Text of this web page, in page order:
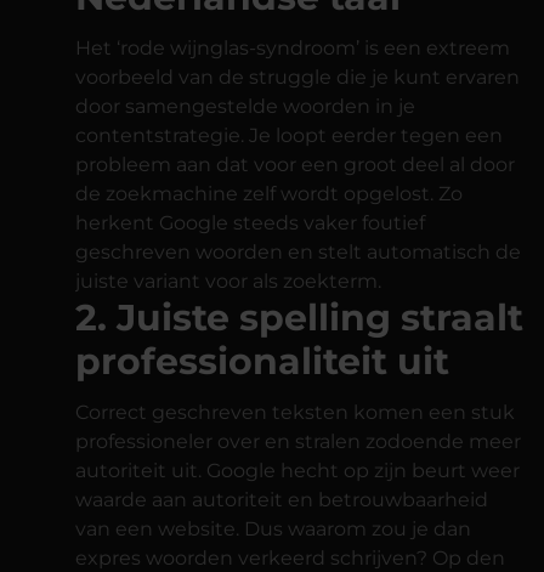
Het ‘rode wijnglas-syndroom’ is een extreem
voorbeeld van de struggle die je kunt ervaren
door samengestelde woorden in je
contentstrategie. Je loopt eerder tegen een
probleem aan dat voor een groot deel al door
de zoekmachine zelf wordt opgelost. Zo
herkent Google steeds vaker foutief
geschreven woorden en stelt automatisch de
juiste variant voor als zoekterm.
2. Juiste spelling straalt
professionaliteit uit
Correct geschreven teksten komen een stuk
professioneler over en stralen zodoende meer
autoriteit uit. Google hecht op zijn beurt weer
waarde aan autoriteit en betrouwbaarheid
van een website. Dus waarom zou je dan
expres woorden verkeerd schrijven? Op den